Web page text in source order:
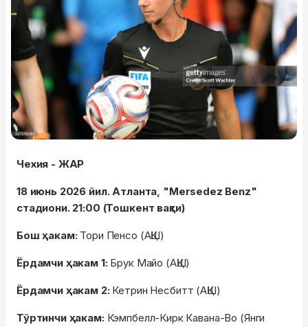
Чехия - ЖАР
18 июнь 2026 йил. Атланта, "Mersedez Benz"
стадиони. 21:00 (Тошкент вақти)
Бош ҳакам: Тори Пенсо (АҚШ)
Ёрдамчи ҳакам 1:Брук Майо (АҚШ)
Ёрдамчи ҳакам 2: Кетрин Несбитт (АҚШ)
Тўртинчи ҳакам:Кэмпбелл-Кирк Кавана-Во (Янги